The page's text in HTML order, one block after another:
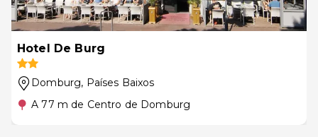
Hotel De Burg
Domburg, Países Baixos
A 77 m de Centro de Domburg